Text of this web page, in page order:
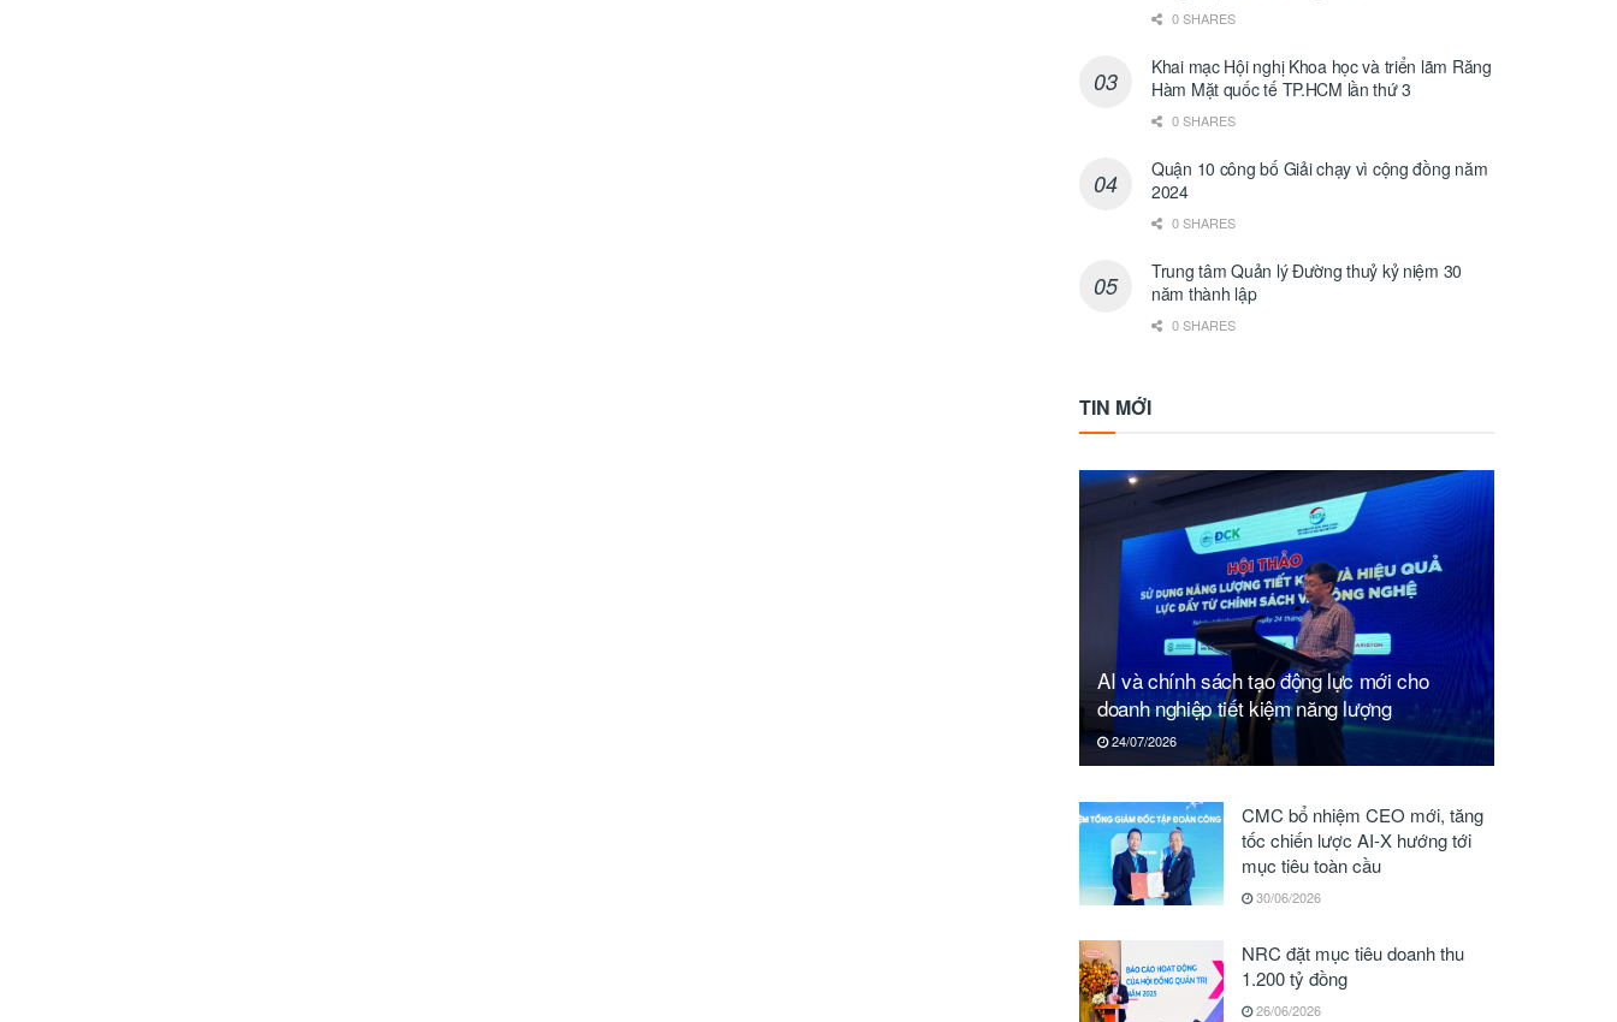
0 SHARES
Khai mạc Hội nghị Khoa học và triển lãm Răng
Hàm Mặt quốc tế TP.HCM lần thứ 3
0 SHARES
Quận 10 công bố Giải chạy vì cộng đồng năm
2024
0 SHARES
Trung tâm Quản lý Đường thuỷ kỷ niệm 30
năm thành lập
0 SHARES
TIN MỚI
AI và chính sách tạo động lực mới cho
doanh nghiệp tiết kiệm năng lượng
24/07/2026
CMC bổ nhiệm CEO mới, tăng
tốc chiến lược AI-X hướng tới
mục tiêu toàn cầu
30/06/2026
NRC đặt mục tiêu doanh thu
1.200 tỷ đồng
26/06/2026